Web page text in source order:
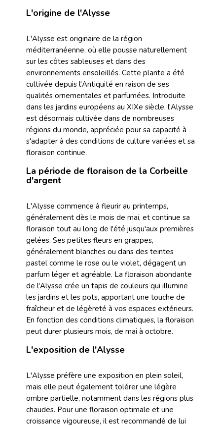
L'origine de l'Alysse
L'Alysse est originaire de la région
méditerranéenne, où elle pousse naturellement
sur les côtes sableuses et dans des
environnements ensoleillés. Cette plante a été
cultivée depuis l'Antiquité en raison de ses
qualités ornementales et parfumées. Introduite
dans les jardins européens au XIXe siècle, l'Alysse
est désormais cultivée dans de nombreuses
régions du monde, appréciée pour sa capacité à
s'adapter à des conditions de culture variées et sa
floraison continue.
La période de floraison de la Corbeille
d'argent
L'Alysse commence à fleurir au printemps,
généralement dès le mois de mai, et continue sa
floraison tout au long de l'été jusqu'aux premières
gelées. Ses petites fleurs en grappes,
généralement blanches ou dans des teintes
pastel comme le rose ou le violet, dégagent un
parfum léger et agréable. La floraison abondante
de l'Alysse crée un tapis de couleurs qui illumine
les jardins et les pots, apportant une touche de
fraîcheur et de légèreté à vos espaces extérieurs.
En fonction des conditions climatiques, la floraison
peut durer plusieurs mois, de mai à octobre.
L'exposition de l'Alysse
L'Alysse préfère une exposition en plein soleil,
mais elle peut également tolérer une légère
ombre partielle, notamment dans les régions plus
chaudes. Pour une floraison optimale et une
croissance vigoureuse, il est recommandé de lui